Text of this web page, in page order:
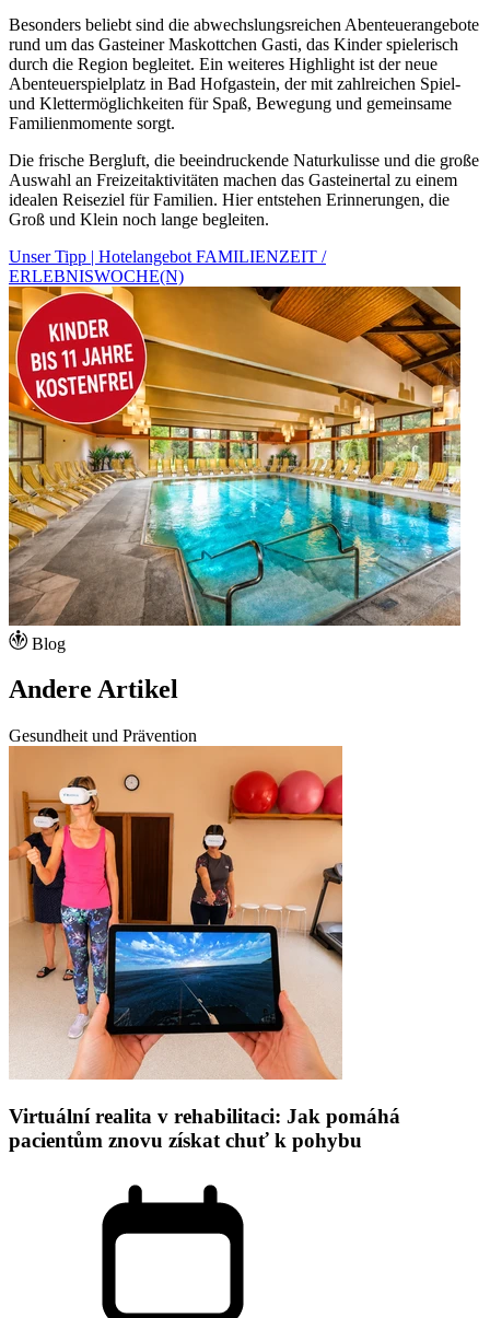
Besonders beliebt sind die abwechslungsreichen Abenteuerangebote
rund um das Gasteiner Maskottchen Gasti, das Kinder spielerisch
durch die Region begleitet. Ein weiteres Highlight ist der neue
Abenteuerspielplatz in Bad Hofgastein, der mit zahlreichen Spiel-
und Klettermöglichkeiten für Spaß, Bewegung und gemeinsame
Familienmomente sorgt.
Die frische Bergluft, die beeindruckende Naturkulisse und die große
Auswahl an Freizeitaktivitäten machen das Gasteinertal zu einem
idealen Reiseziel für Familien. Hier entstehen Erinnerungen, die
Groß und Klein noch lange begleiten.
Unser Tipp | Hotelangebot FAMILIENZEIT /
ERLEBNISWOCHE(N)
Blog
Andere Artikel
Gesundheit und Prävention
Virtuální realita v rehabilitaci: Jak pomáhá
pacientům znovu získat chuť k pohybu